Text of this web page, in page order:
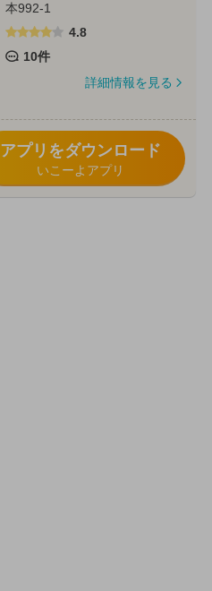
本992-1
4.8
10件
詳細情報を見る
アプリをダウンロード
いこーよアプリ